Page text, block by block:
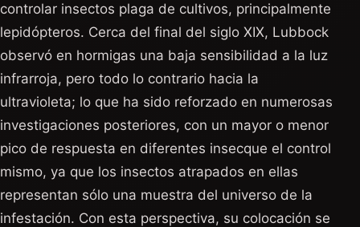
controlar insectos plaga de cultivos, principalmente
lepidópteros. Cerca del final del siglo XIX, Lubbock
observó en hormigas una baja sensibilidad a la luz
infrarroja, pero todo lo contrario hacia la
ultravioleta; lo que ha sido reforzado en numerosas
investigaciones posteriores, con un mayor o menor
pico de respuesta en diferentes insecque el control
mismo, ya que los insectos atrapados en ellas
representan sólo una muestra del universo de la
infestación. Con esta perspectiva, su colocación se